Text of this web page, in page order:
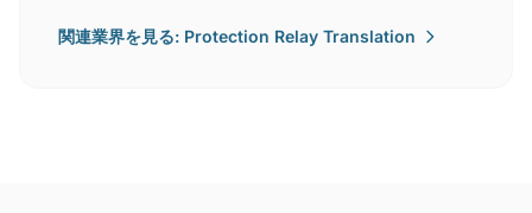
関連業界を見る: Protection Relay Translation